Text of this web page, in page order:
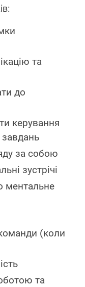
та
до
керування
за собою
зустрічі
ментальне
(коли
та